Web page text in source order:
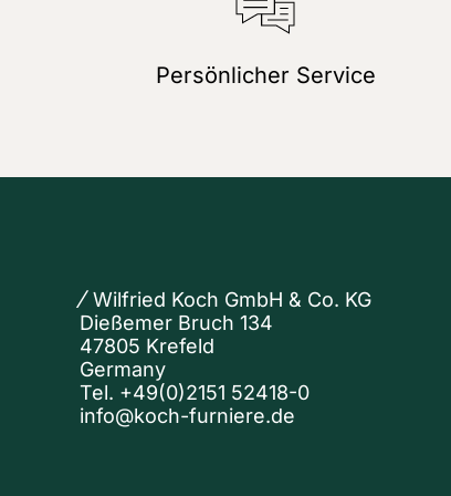
Persönlicher Service
Wilfried Koch GmbH & Co. KG
Dießemer Bruch 134
47805 Krefeld
Germany
Tel. +49(0)2151 52418-0
info@koch-furniere.de